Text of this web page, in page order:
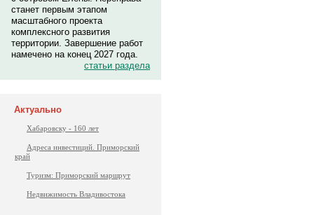
станет первым этапом
масштабного проекта
комплексного развития
территории. Завершение работ
намечено на конец 2027 года.
статьи раздела
Актуально
Хабаровску - 160 лет
Адреса инвестиций. Приморский
край
Туризм: Приморский маршрут
Недвижимость Владивостока